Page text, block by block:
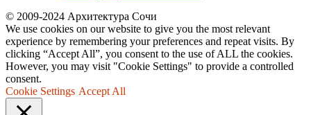
© 2009-2024 Архитектура Сочи
We use cookies on our website to give you the most relevant
experience by remembering your preferences and repeat visits. By
clicking “Accept All”, you consent to the use of ALL the cookies.
However, you may visit "Cookie Settings" to provide a controlled
consent.
Cookie Settings Accept All